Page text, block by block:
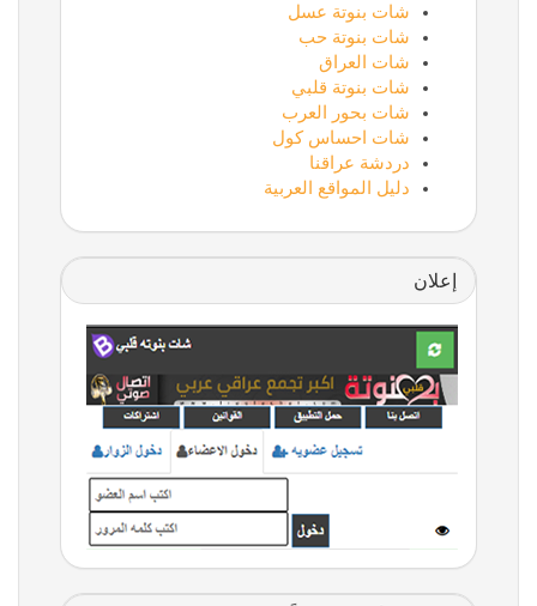
شات بنوتة عسل
شات بنوتة حب
شات العراق
شات بنوتة قلبي
شات بحور العرب
شات احساس كول
دردشة عراقنا
دليل المواقع العربية
إعلان